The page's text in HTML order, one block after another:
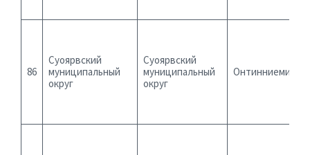
86
Суоярвский
муниципальный
округ
Суоярвский
муниципальный
округ
Онтинниеми